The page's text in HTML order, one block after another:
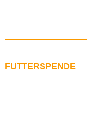
FUTTERSPENDE